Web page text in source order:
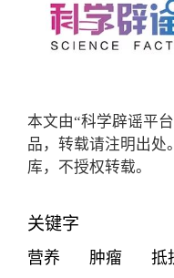
本文由“科学辟谣平
品，转载请注明出处
库，不授权转载。
关键字
营养 肿瘤 抵